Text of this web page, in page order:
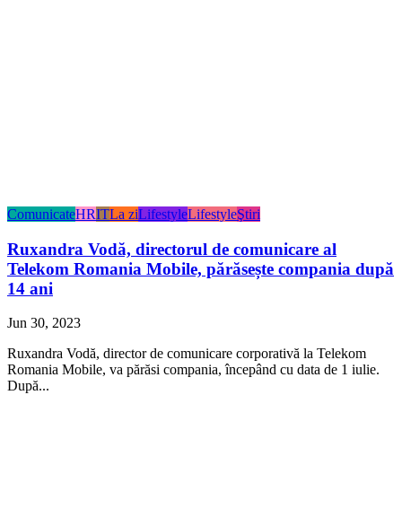
ComunicateHRITLa ziLifestyleLifestyleŞtiri
Ruxandra Vodă, directorul de comunicare al
Telekom Romania Mobile, părăsește compania după
14 ani
Jun 30, 2023
Ruxandra Vodă, director de comunicare corporativă la Telekom
Romania Mobile, va părăsi compania, începând cu data de 1 iulie.
După...